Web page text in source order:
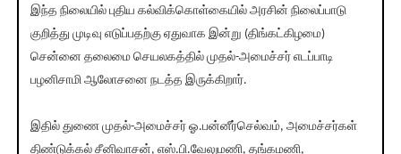
இந்த நிலையில் புதிய கல்விக்கொள்கையில் அரசின் நிலைப்பாடு
குறித்து முடிவு எடுப்பதற்கு ஏதுவாக இன்று (திங்கட்கிழமை)
சென்னை தலைமை செயலகத்தில் முதல்-அமைச்சர் எடப்பாடி
பழனிசாமி ஆலோசனை நடத்த இருக்கிறார்.
இதில் துணை முதல்-அமைச்சர் ஓ.பன்னீர்செல்வம், அமைச்சர்கள்
திண்டுக்கல் சீனிவாசன், எஸ்.பி.வேலுமணி, தங்கமணி,